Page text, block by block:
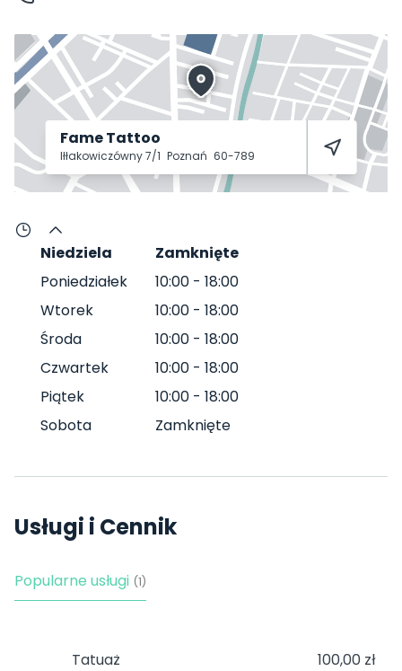
Fame Tattoo
Iłłakowiczówny 7/1 Poznań 60-789
Niedziela
Zamknięte
Poniedziałek
10:00 - 18:00
Wtorek
10:00 - 18:00
Środa
10:00 - 18:00
Czwartek
10:00 - 18:00
Piątek
10:00 - 18:00
Sobota
Zamknięte
Usługi i Cennik
Popularne usługi (1)
Tatuaż 100,00 zł